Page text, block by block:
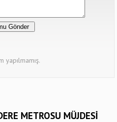
yapılmamış.
METROSU MÜJDESİ